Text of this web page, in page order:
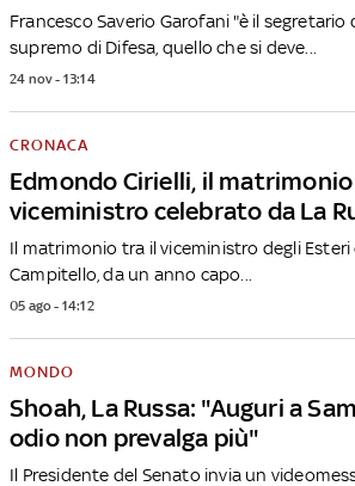
Francesco Saverio Garofani "è il segretario
supremo di Difesa, quello che si deve...
24 nov - 13:14
Edmondo Cirielli, il
viceministro celebrato da La
CRONACA
Il matrimonio tra il viceministro degli Esteri
Campitello, da un anno capo...
05 ago - 14:12
Shoah, La Russa: "Auguri a
odio non prevalga più"
MONDO
Il Presidente del Senato invia un